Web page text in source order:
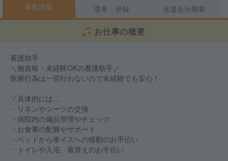
募集情報 選考・登録 派遣会社概要
お仕事の概要
看護助手
＼無資格・未経験OKの看護助手／
医療行為は一切行わないので未経験でも安心！
▽具体的には…
・リネンやシーツの交換
・病院内の備品管理やチェック
・お食事の配膳やサポート
・ベッドから車イスへの移動のお手伝い
・トイレや入浴、着替えのお手伝い